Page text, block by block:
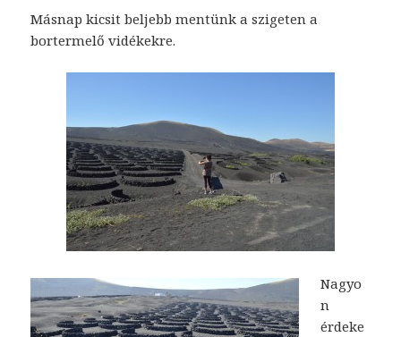
Másnap kicsit beljebb mentünk a szigeten a
bortermelő vidékekre.
Nagyo
n
érdeke